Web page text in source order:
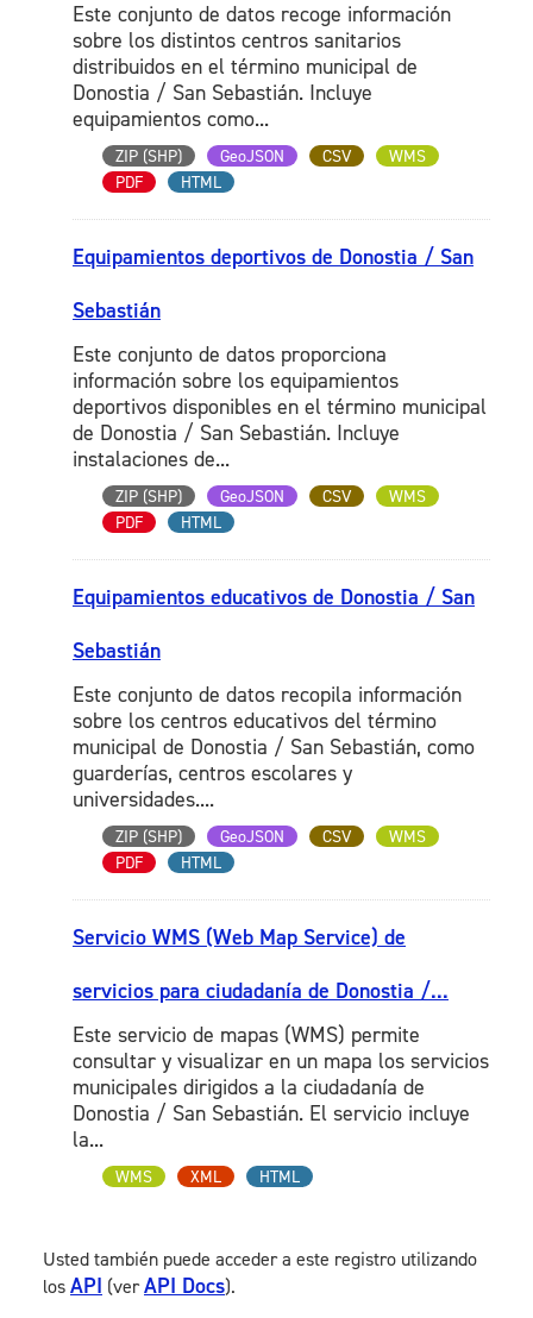
Este conjunto de datos recoge información
sobre los distintos centros sanitarios
distribuidos en el término municipal de
Donostia / San Sebastián. Incluye
equipamientos como...
ZIP (SHP) GeoJSON CSV
WMS
PDF
HTML
Equipamientos deportivos de Donostia / San
Sebastián
Este conjunto de datos proporciona
información sobre los equipamientos
deportivos disponibles en el término municipal
de Donostia / San Sebastián. Incluye
instalaciones de...
ZIP (SHP) GeoJSON CSV
WMS
PDF
HTML
Equipamientos educativos de Donostia / San
Sebastián
Este conjunto de datos recopila información
sobre los centros educativos del término
municipal de Donostia / San Sebastián, como
guarderías, centros escolares y
universidades....
ZIP (SHP) GeoJSON CSV
WMS
PDF
HTML
Servicio WMS (Web Map Service) de
servicios para ciudadanía de Donostia /...
Este servicio de mapas (WMS) permite
consultar y visualizar en un mapa los servicios
municipales dirigidos a la ciudadanía de
Donostia / San Sebastián. El servicio incluye
la...
WMS XML HTML
Usted también puede acceder a este registro utilizando
los API (verAPI Docs).